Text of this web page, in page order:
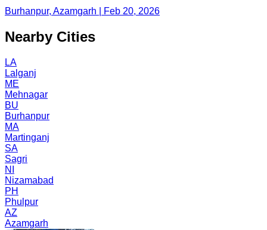
Burhanpur, Azamgarh | Feb 20, 2026
Nearby Cities
LA
Lalganj
ME
Mehnagar
BU
Burhanpur
MA
Martinganj
SA
Sagri
NI
Nizamabad
PH
Phulpur
AZ
Azamgarh